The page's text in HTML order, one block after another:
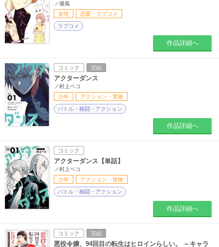
優風
女性
恋愛・ラブコメ
ラブコメ
作品詳細へ
コミック 完結
アクターダンス
村上ペコ
少年
アクション・冒険
バトル・格闘・アクション
作品詳細へ
コミック
アクターダンス【単話】
村上ペコ
少年
アクション・冒険
バトル・格闘・アクション
作品詳細へ
コミック 完結
悪役令嬢、94回目の転生はヒロインらしい。 ～キャラ